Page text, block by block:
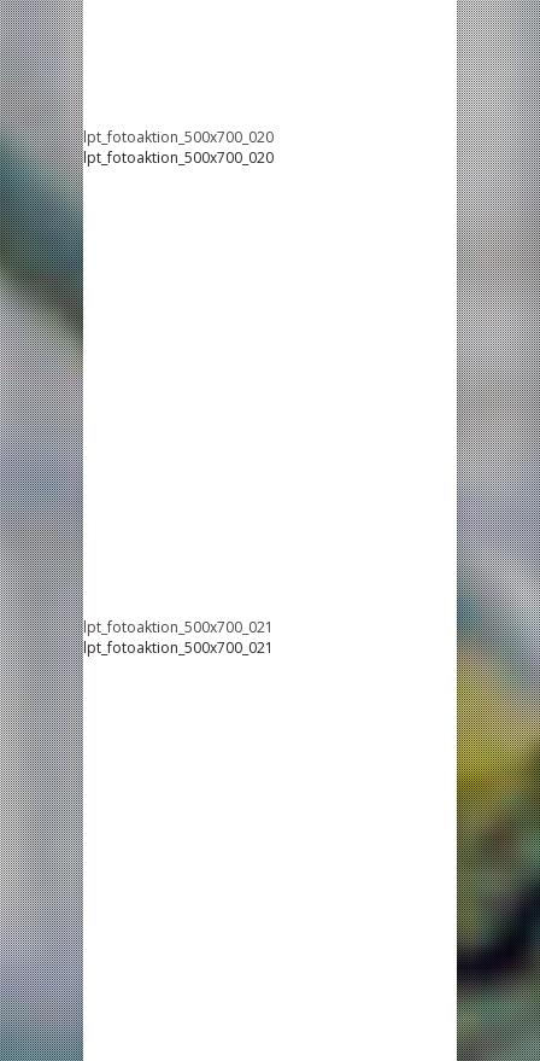
lpt_fotoaktion_500x700_020
lpt_fotoaktion_500x700_020
lpt_fotoaktion_500x700_021
lpt_fotoaktion_500x700_021